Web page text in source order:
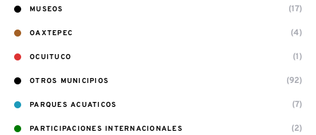
MUSEOS (17)
OAXTEPEC (4)
OCUITUCO (1)
OTROS MUNICIPIOS (92)
PARQUES ACUATICOS (7)
PARTICIPACIONES INTERNACIONALES (2)